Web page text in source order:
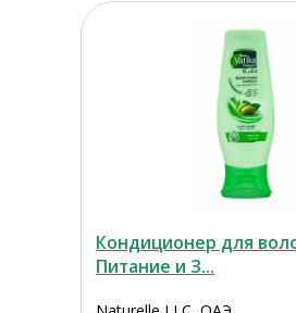
Кондиционер для
Питание и З...